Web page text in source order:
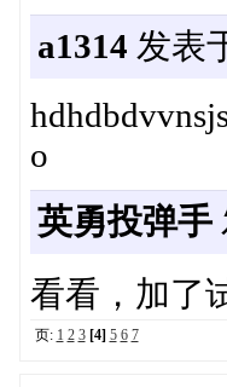
a1314 发表
o
英勇投弹手
看看，加了
页: 1 2 3 [4] 5 6 7